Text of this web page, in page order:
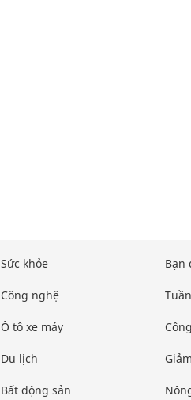
Sức khỏe
Công nghệ
Ô tô xe máy
Du lịch
Bất động sản
Bạn